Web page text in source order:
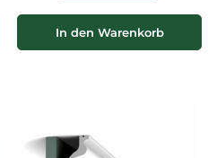
In den Warenkorb